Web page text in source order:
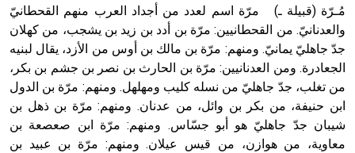
- هل تعلم أن أبجر Abgar اسم معروف جيداً يعود إلى عدد من
الملوك الذين حكموا مدينة إديسا (الرها) من أبجر الأول وحتى
التاسع، وهم ينتسبون إلى أسرة أوسروين
مُـرّة (قبيلة ـ) مرّة اسم لعدد من أجداد العرب منهم القحطانيّ
والعدنانيّ. من القحطانيين: مرّة بن أدد بن زيد بن يشجب، من كهلان
جدّ جاهليّ يمانيّ. ومنهم: مرّة بن مالك بن أوس من الأزد، يقال لبنيه
الجعادرة. ومن العدنانيين: مرّة بن الحارث بن نصر بن جشم بن بكر،
من تغلب، جدّ جاهليّ من نسله كليب ومهلهل. ومنهم: مرّة بن الدول
ابن حنيفة، من بكر بن وائل، من عدنان. ومنهم: مرّة بن ذهل بن
شيبان جدّ جاهليّ هو أبو جسّاس. ومنهم: مرّة ابن صعصعة بن
معاوية، من هوازن، من قيس عيلان. ومنهم: مرّة بن عبيد بن